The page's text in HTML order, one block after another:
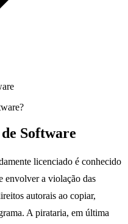
Software
licenciado é conhecido
envolver a violação das
autorais ao copiar,
A pirataria, em última